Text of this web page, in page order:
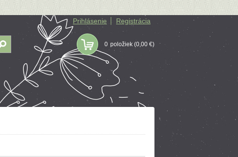
Prihlásenie Registrácia
0 položiek (0,00 €)